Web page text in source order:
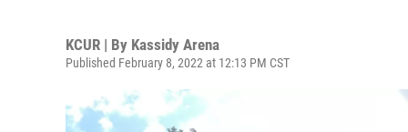
KCUR | By Kassidy Arena
Published February 8, 2022 at 12:13 PM CST